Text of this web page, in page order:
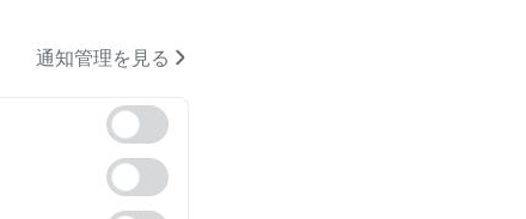
通知管理を見る